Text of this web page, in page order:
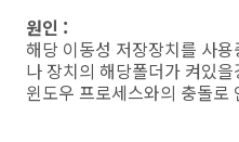
원인 :
해당 이동성 저장장치를 사
나 장치의 해당폴더가 켜있을
윈도우 프로세스와의 충돌로